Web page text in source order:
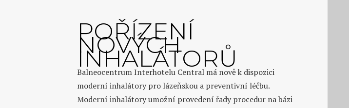
POŘÍZENÍ
NOVÝCH
INHALÁTORŮ
Balneocentrum Interhotelu Central má nově k dispozici
moderní inhalátory pro lázeňskou a preventivní léčbu.
Moderní inhalátory umožní provedení řady procedur na bázi